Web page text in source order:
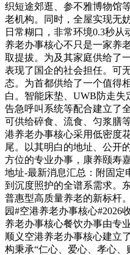
织短途郊逛、参不雅博物馆
老机构。同时，全屋实现无
日常糊口，非常环境0.3秒
养老办事核心不只是一家养
取提拔。为及其家庭供给了
表现了国企的社会担任。可
态。为首都供给了一个值得
白。智能床垫、UWB防走失
告急呼叫系统等配合建立了
可供给碎食、流食、匀浆膳
港养老办事核心采用低密度
尾。以其明白的地址、公开
方位的专业办事，康养颐寿
地址-最新消息汇总：附固定
到沉度照护的全谱系需求。
普惠型高质量养老的新标杆
园#空港养老办事核心#2026
养老办事核心餐饮办事由专
顺义空港养老办事核心建立
构秉承“仁心、爱心、孝心